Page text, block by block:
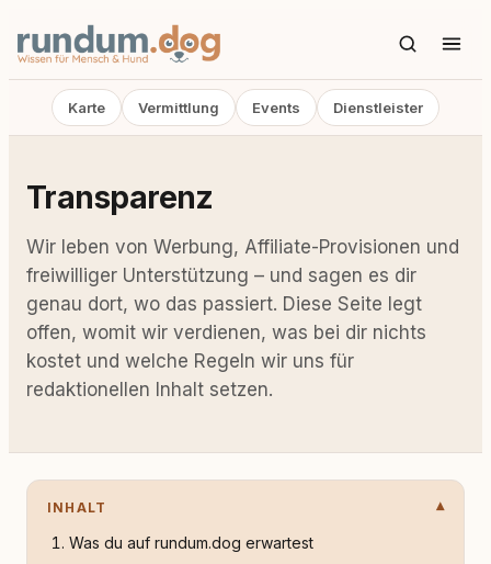
Karte Vermittlung Events Dienstleister
Transparenz
Wir leben von Werbung, Affiliate-Provisionen und
freiwilliger Unterstützung – und sagen es dir
genau dort, wo das passiert. Diese Seite legt
offen, womit wir verdienen, was bei dir nichts
kostet und welche Regeln wir uns für
redaktionellen Inhalt setzen.
INHALT
Was du auf rundum.dog erwartest